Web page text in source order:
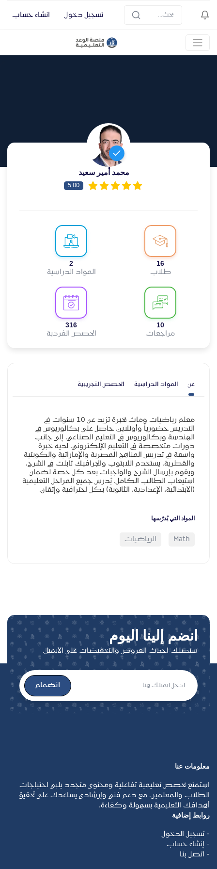
تسجيل دخول انشاء حساب
محمد أمير سعيد
5.00
16
طلاب
2
المواد الدراسية
10
مراجعات
316
الحصص الفردية
عن المواد الدراسية الحصص التجريبية
معلم رياضيات وماث بخبرة تزيد عن 10 سنوات في
التدريس حضورياً وأونلاين. حاصل على بكالوريوس في
الهندسة وبكالوريوس في التعليم الصناعي، إلى جانب
دورات متخصصة في التعليم الإلكتروني. لديه خبرة
واسعة في تدريس المناهج المصرية والإماراتية والكويتية
والقطرية. يستخدم اللابتوب والجرافيك تابلت في الشرح،
ويقوم بإرسال الشرح والواجبات بعد كل حصة لضمان
استيعاب الطالب الكامل. يُدرس جميع المراحل التعليمية
(الابتدائية، الإعدادية، الثانوية) بكل احترافية وإتقان.
المواد التي يُدرّسها
Math الرياضيات
انضم إلينا اليوم
ستصلك احدث العروض والتخفيضات على الايميل.
انضمام
معلومات عنا
استمتع بحصص تعليمية تفاعلية ومحتوى متجدد يلبي احتياجات
الطلاب والمعلمين، مع دعم فني وإرشادي يساعدك على تحقيق
أهدافك التعليمية بسهولة وكفاءة.
روابط إضافية
- تسجيل الدخول
- إنشاء حساب
- اتصل بنا